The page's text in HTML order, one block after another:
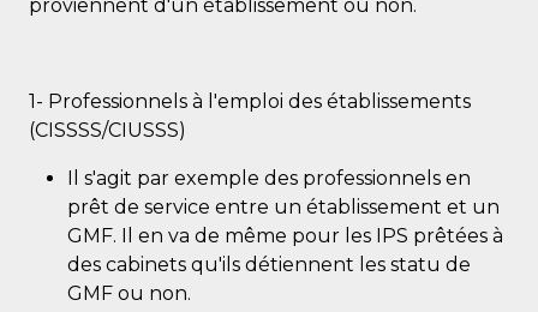
proviennent d'un établissement ou non.
1- Professionnels à l'emploi des établissements
(CISSSS/CIUSSS)
Il s'agit par exemple des professionnels en
prêt de service entre un établissement et un
GMF. Il en va de même pour les IPS prêtées à
des cabinets qu'ils détiennent les statu de
GMF ou non.